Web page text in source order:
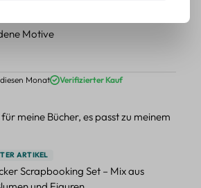
Motive
von 5 von 5 Sternen
diesen Monat Verifizierter Kauf
meine Bücher, es passt zu meinem
ARTIKEL
Scrapbooking Set – Mix aus